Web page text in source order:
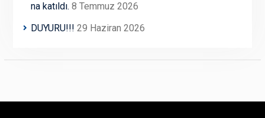
na katıldı. 8 Temmuz 2026
DUYURU!!! 29 Haziran 2026